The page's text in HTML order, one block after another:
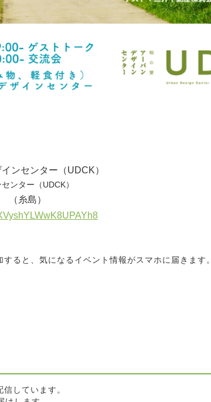
ンセンター（UDCK）
ンター（UDCK）
（糸島）
ると、気になるイベント情報がスマホに届きます。
しています。